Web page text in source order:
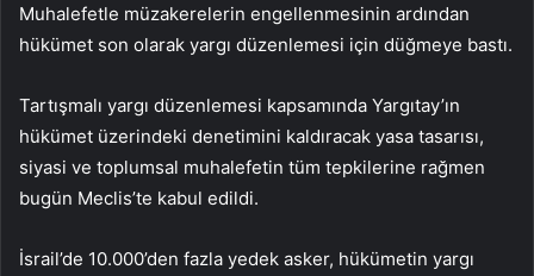
Muhalefetle müzakerelerin engellenmesinin ardından
hükümet son olarak yargı düzenlemesi için düğmeye bastı.
Tartışmalı yargı düzenlemesi kapsamında Yargıtay’ın
hükümet üzerindeki denetimini kaldıracak yasa tasarısı,
siyasi ve toplumsal muhalefetin tüm tepkilerine rağmen
bugün Meclis’te kabul edildi.
İsrail’de 10.000’den fazla yedek asker, hükümetin yargı